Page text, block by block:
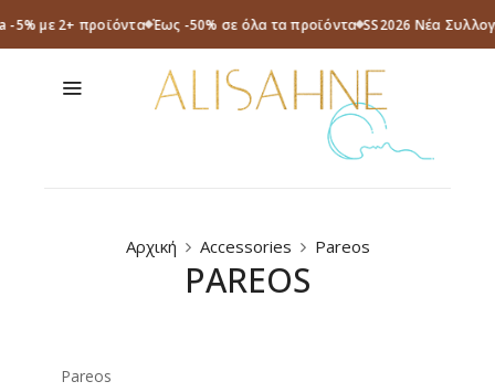
-5% με 2+ προϊόντα Έως -50% σε όλα τα προϊόντα SS2026 Νέα
PAREOS
Αρχική Accessories Pareos
Pareos